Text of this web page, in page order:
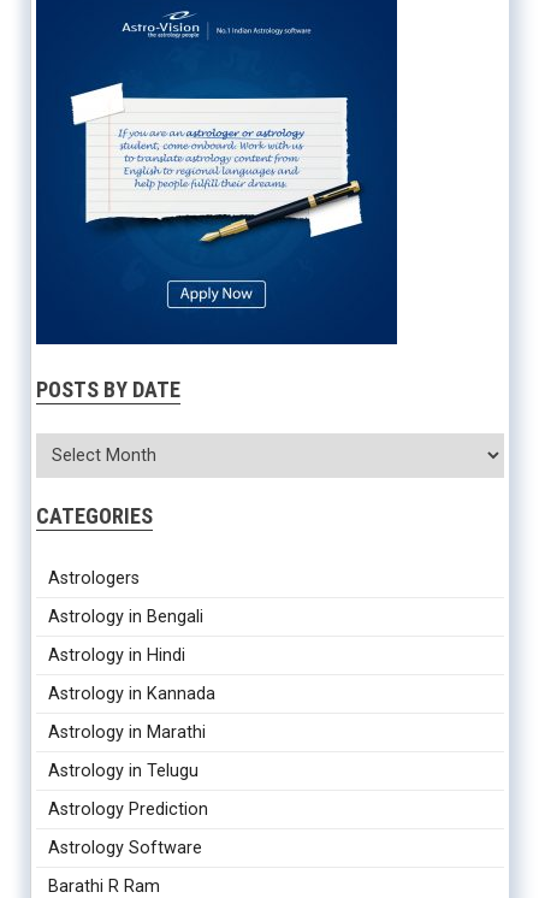
POSTS BY DATE
CATEGORIES
Astrologers
Astrology in Bengali
Astrology in Hindi
Astrology in Kannada
Astrology in Marathi
Astrology in Telugu
Astrology Prediction
Astrology Software
Barathi R Ram